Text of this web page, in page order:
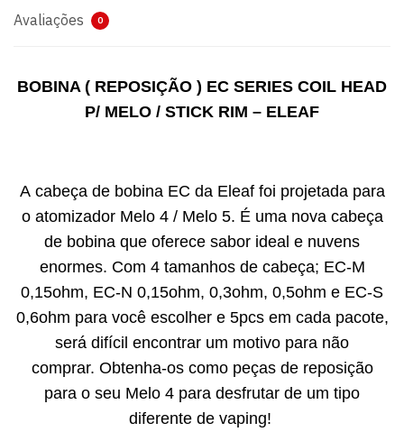
Avaliações 0
BOBINA ( REPOSIÇÃO ) EC SERIES COIL HEAD
P/ MELO / STICK RIM – ELEAF
A cabeça de bobina EC da Eleaf foi projetada para
o atomizador Melo 4 / Melo 5. É uma nova cabeça
de bobina que oferece sabor ideal e nuvens
enormes. Com 4 tamanhos de cabeça; EC-M
0,15ohm, EC-N 0,15ohm, 0,3ohm, 0,5ohm e EC-S
0,6ohm para você escolher e 5pcs em cada pacote,
será difícil encontrar um motivo para não
comprar. Obtenha-os como peças de reposição
para o seu Melo 4 para desfrutar de um tipo
diferente de vaping!